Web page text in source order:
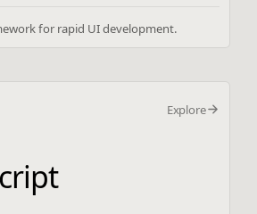
for rapid UI development.
Explore